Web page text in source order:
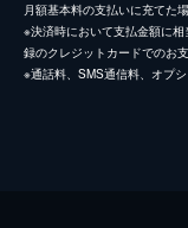
月額基本料の支払いに充てた場
※決済時において支払金額に
録のクレジットカードでのお
※通話料、SMS通信料、オプ